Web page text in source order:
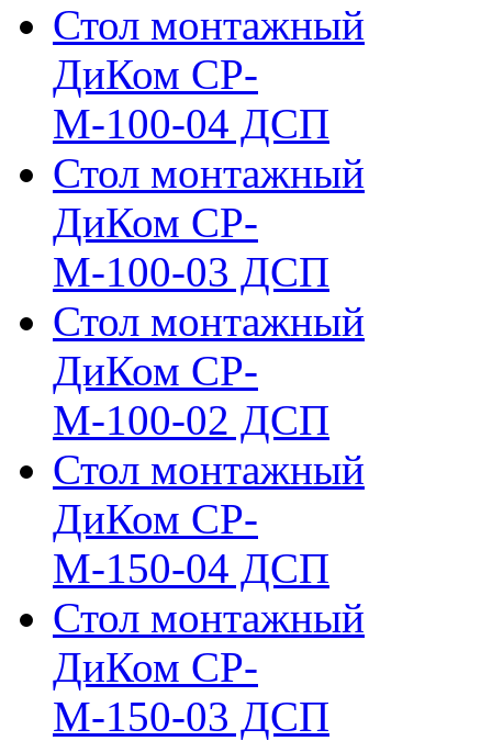
Стол монтажный
ДиКом СР-
М-100-04 ДСП
Стол монтажный
ДиКом СР-
М-100-03 ДСП
Стол монтажный
ДиКом СР-
М-100-02 ДСП
Стол монтажный
ДиКом СР-
М-150-04 ДСП
Стол монтажный
ДиКом СР-
М-150-03 ДСП